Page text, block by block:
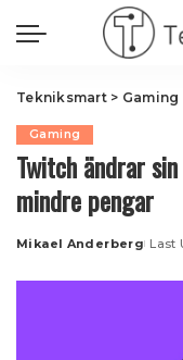
Tekniksmart> Gaming
Gaming
Twitch ändrar
mindre pengar
Posted
Mikael Anderberg Last